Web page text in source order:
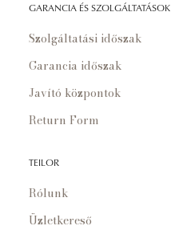
GARANCIA ÉS SZOLGÁLTATÁSOK
Szolgáltatási időszak
Garancia időszak
Javító központok
Return Form
TEILOR
Rólunk
Üzletkereső